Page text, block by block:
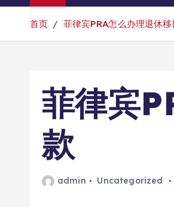
首页 菲律宾PRA怎么办理退休移
菲律宾
款
admin Uncategorized